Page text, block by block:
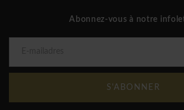
Abonnez-vous à notre
S'ABONNER